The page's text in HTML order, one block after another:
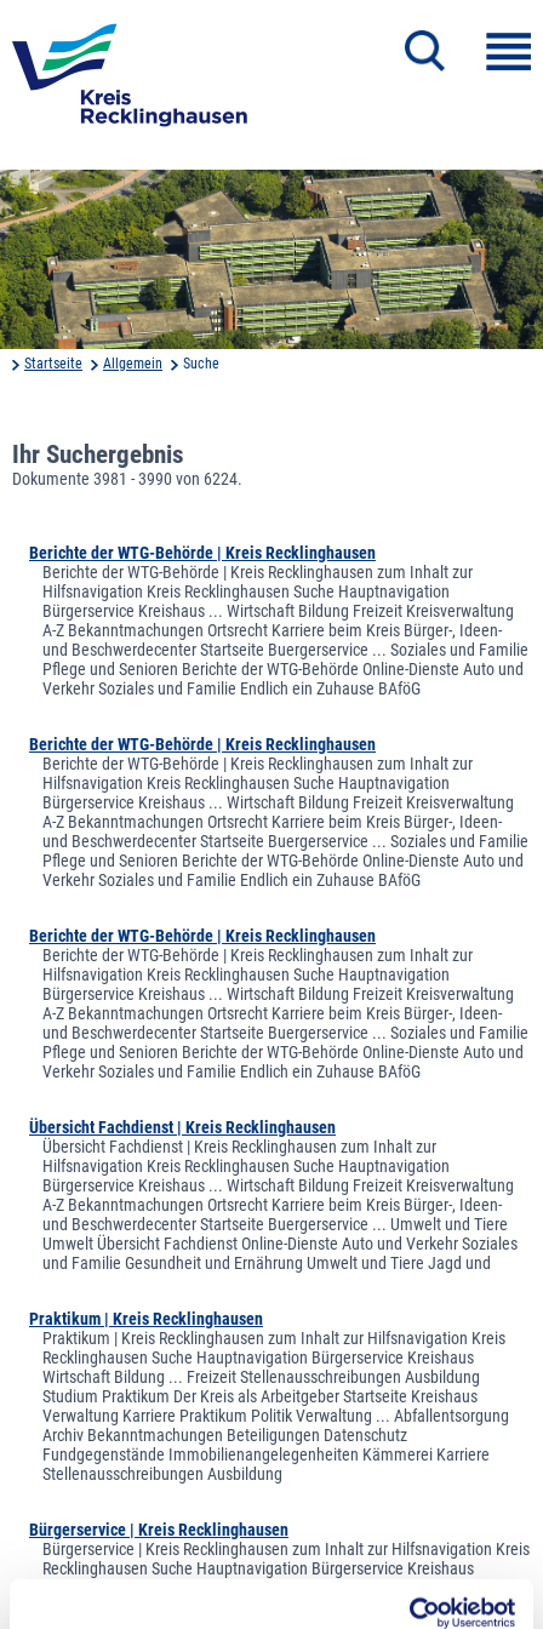
Startseite Allgemein Suche
Ihr Suchergebnis
Dokumente 3981 - 3990 von 6224.
Berichte der WTG-Behörde | Kreis Recklinghausen
Berichte der WTG-Behörde | Kreis Recklinghausen zum Inhalt zur
Hilfsnavigation Kreis Recklinghausen Suche Hauptnavigation
Bürgerservice Kreishaus ... Wirtschaft Bildung Freizeit Kreisverwaltung
A-Z Bekanntmachungen Ortsrecht Karriere beim Kreis Bürger-, Ideen-
und Beschwerdecenter Startseite Buergerservice ... Soziales und Familie
Pflege und Senioren Berichte der WTG-Behörde Online-Dienste Auto und
Verkehr Soziales und Familie Endlich ein Zuhause BAföG
Berichte der WTG-Behörde | Kreis Recklinghausen
Berichte der WTG-Behörde | Kreis Recklinghausen zum Inhalt zur
Hilfsnavigation Kreis Recklinghausen Suche Hauptnavigation
Bürgerservice Kreishaus ... Wirtschaft Bildung Freizeit Kreisverwaltung
A-Z Bekanntmachungen Ortsrecht Karriere beim Kreis Bürger-, Ideen-
und Beschwerdecenter Startseite Buergerservice ... Soziales und Familie
Pflege und Senioren Berichte der WTG-Behörde Online-Dienste Auto und
Verkehr Soziales und Familie Endlich ein Zuhause BAföG
Berichte der WTG-Behörde | Kreis Recklinghausen
Berichte der WTG-Behörde | Kreis Recklinghausen zum Inhalt zur
Hilfsnavigation Kreis Recklinghausen Suche Hauptnavigation
Bürgerservice Kreishaus ... Wirtschaft Bildung Freizeit Kreisverwaltung
A-Z Bekanntmachungen Ortsrecht Karriere beim Kreis Bürger-, Ideen-
und Beschwerdecenter Startseite Buergerservice ... Soziales und Familie
Pflege und Senioren Berichte der WTG-Behörde Online-Dienste Auto und
Verkehr Soziales und Familie Endlich ein Zuhause BAföG
Übersicht Fachdienst | Kreis Recklinghausen
Übersicht Fachdienst | Kreis Recklinghausen zum Inhalt zur
Hilfsnavigation Kreis Recklinghausen Suche Hauptnavigation
Bürgerservice Kreishaus ... Wirtschaft Bildung Freizeit Kreisverwaltung
A-Z Bekanntmachungen Ortsrecht Karriere beim Kreis Bürger-, Ideen-
und Beschwerdecenter Startseite Buergerservice ... Umwelt und Tiere
Umwelt Übersicht Fachdienst Online-Dienste Auto und Verkehr Soziales
und Familie Gesundheit und Ernährung Umwelt und Tiere Jagd und
Praktikum | Kreis Recklinghausen
Praktikum | Kreis Recklinghausen zum Inhalt zur Hilfsnavigation Kreis
Recklinghausen Suche Hauptnavigation Bürgerservice Kreishaus
Wirtschaft Bildung ... Freizeit Stellenausschreibungen Ausbildung
Studium Praktikum Der Kreis als Arbeitgeber Startseite Kreishaus
Verwaltung Karriere Praktikum Politik Verwaltung ... Abfallentsorgung
Archiv Bekanntmachungen Beteiligungen Datenschutz
Fundgegenstände Immobilienangelegenheiten Kämmerei Karriere
Stellenausschreibungen Ausbildung
Bürgerservice | Kreis Recklinghausen
Bürgerservice | Kreis Recklinghausen zum Inhalt zur Hilfsnavigation Kreis
Recklinghausen Suche Hauptnavigation Bürgerservice Kreishaus
Ortsrecht Karriere beim Kreis Bürger-, Ideen- und Beschwerdecenter